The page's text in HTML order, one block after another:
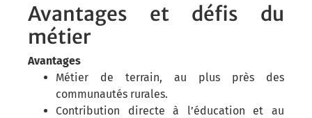
Avantages et défis du
métier
Avantages
Métier de terrain, au plus près des
communautés rurales.
Contribution directe à l’éducation et au